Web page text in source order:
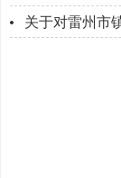
关于对雷州市